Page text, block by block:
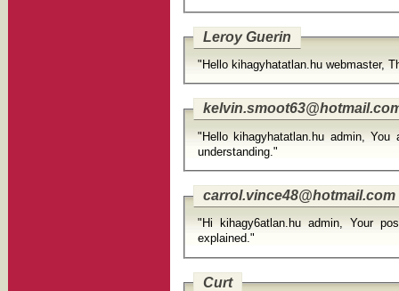
Leroy Guerin
"Hello kihagyhatatlan.hu webmaster,
"Hello kihagyhatatlan.hu admin,
understanding."
carrol.vince48@hotmail.com
"Hi kihagy6atlan.hu admin, Your
explained."
Curt